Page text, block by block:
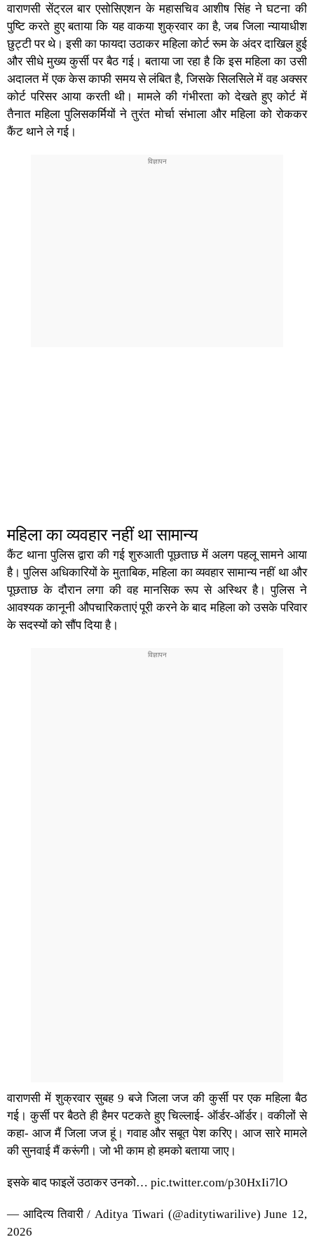
वाराणसी सेंट्रल बार एसोसिएशन के महासचिव आशीष सिंह ने घटना की
पुष्टि करते हुए बताया कि यह वाकया शुक्रवार का है, जब जिला न्यायाधीश
छुट्टी पर थे। इसी का फायदा उठाकर महिला कोर्ट रूम के अंदर दाखिल हुई
और सीधे मुख्य कुर्सी पर बैठ गई। बताया जा रहा है कि इस महिला का उसी
अदालत में एक केस काफी समय से लंबित है, जिसके सिलसिले में वह अक्सर
कोर्ट परिसर आया करती थी। मामले की गंभीरता को देखते हुए कोर्ट में
तैनात महिला पुलिसकर्मियों ने तुरंत मोर्चा संभाला और महिला को रोककर
कैंट थाने ले गई।
महिला का व्यवहार नहीं था सामान्य
कैंट थाना पुलिस द्वारा की गई शुरुआती पूछताछ में अलग पहलू सामने आया
है। पुलिस अधिकारियों के मुताबिक, महिला का व्यवहार सामान्य नहीं था और
पूछताछ के दौरान लगा की वह मानसिक रूप से अस्थिर है। पुलिस ने
आवश्यक कानूनी औपचारिकताएं पूरी करने के बाद महिला को उसके परिवार
के सदस्यों को सौंप दिया है।
वाराणसी में शुक्रवार सुबह 9 बजे जिला जज की कुर्सी पर एक महिला बैठ
गई। कुर्सी पर बैठते ही हैमर पटकते हुए चिल्लाई- ऑर्डर-ऑर्डर। वकीलों से
कहा- आज मैं जिला जज हूं। गवाह और सबूत पेश करिए। आज सारे मामले
की सुनवाई मैं करूंगी। जो भी काम हो हमको बताया जाए।
इसके बाद फाइलें उठाकर उनको… pic.twitter.com/p30HxIi7lO
— आदित्य तिवारी / Aditya Tiwari (@aditytiwarilive)June 12,
2026